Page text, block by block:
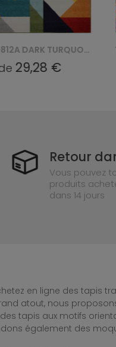
TAPIS 9812A DARK TURQUOISE SALSA - WIELOKOLOROWY, ZIELONY
€
Retour
Vous pouvez
produits
dans 14 jours
en ligne des
atout, nous
tapis aux motifs
également des